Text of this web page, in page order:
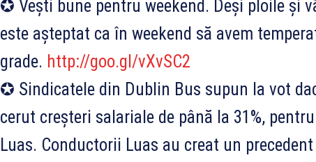
✪ Vești bune pentru weekend. Deși ploile și
este așteptat ca în weekend să avem
grade. http://goo.gl/vXvSC2
✪ Sindicatele din Dublin Bus supun la vot
cerut creșteri salariale de până la 31%,
Luas. Conductorii Luas au creat un